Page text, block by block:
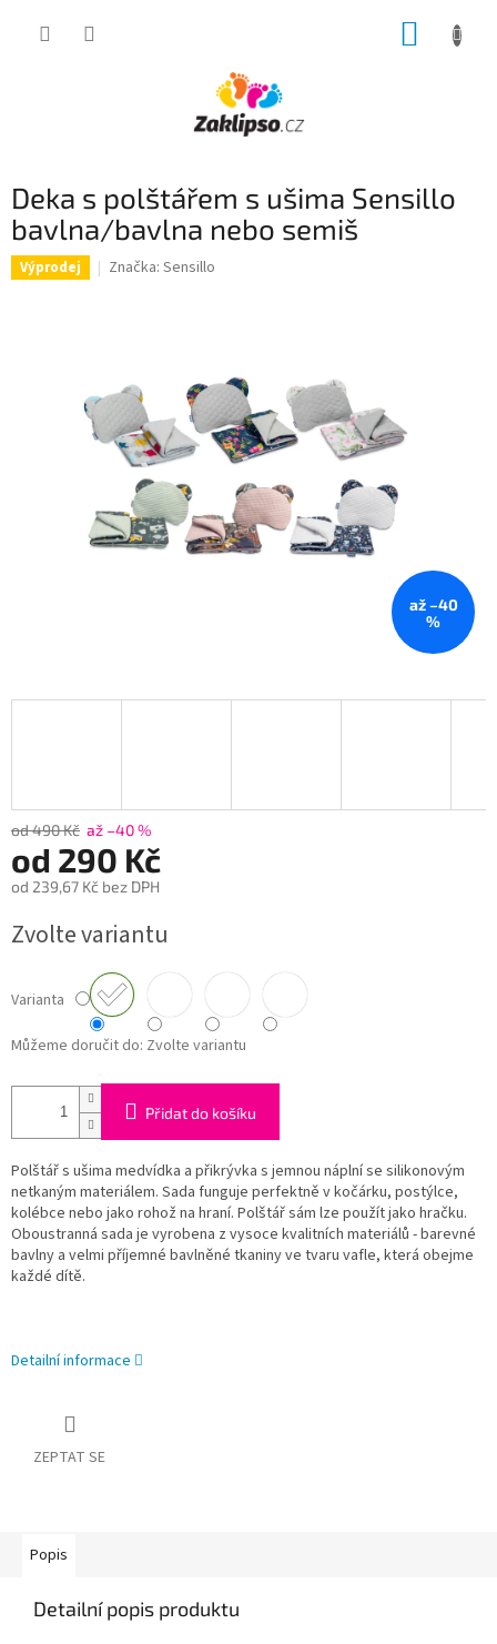
Deka s polštářem s ušima Sensillo
bavlna/bavlna nebo semiš
Výprodej Značka: Sensillo
až –40
%
od 490 Kč až –40 %
od 290 Kč
od 239,67 Kč bez DPH
cena:
Zvolte variantu
Varianta
Můžeme doručit do: Zvolte variantu
Přidat do košíku
Polštář s ušima medvídka a přikrývka s jemnou náplní se silikonovým
netkaným materiálem. Sada funguje perfektně v kočárku, postýlce,
kolébce nebo jako rohož na hraní. Polštář sám lze použít jako hračku.
Oboustranná sada je vyrobena z vysoce kvalitních materiálů - barevné
bavlny a velmi příjemné bavlněné tkaniny ve tvaru vafle, která obejme
každé dítě.
Detailní informace
ZEPTAT SE
Popis
Detailní popis produktu